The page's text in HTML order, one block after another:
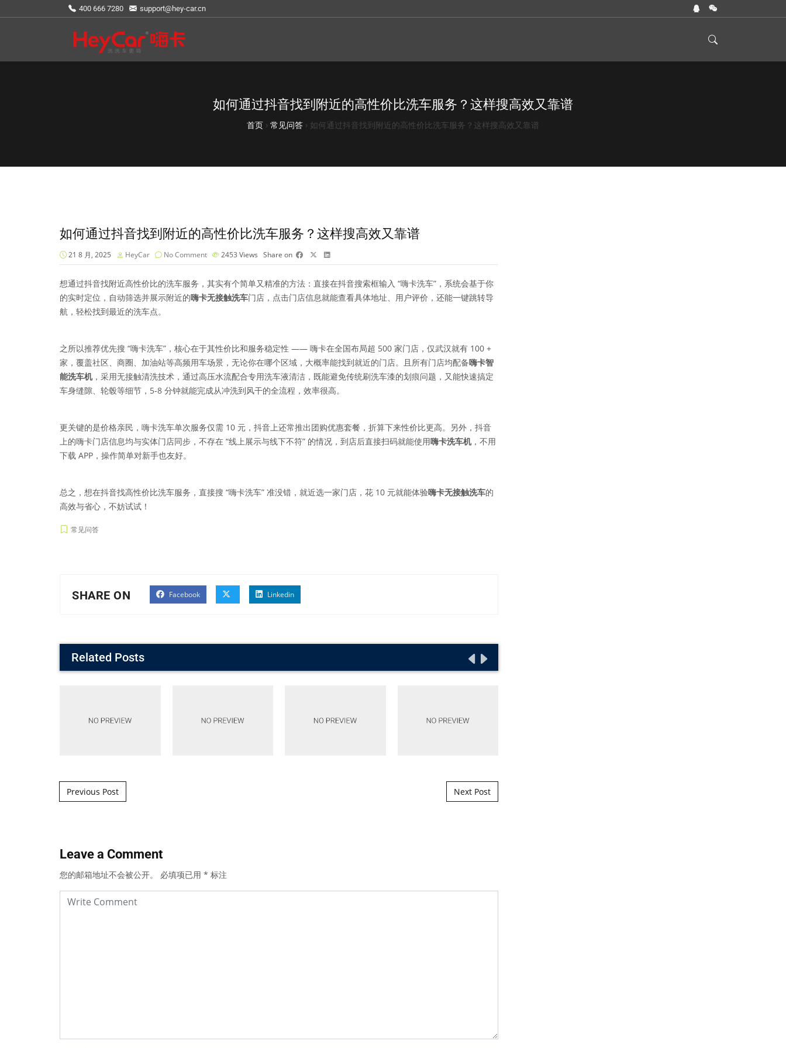
400 666 7280 support@hey-car.cn
如何通过抖音找到附近的高性价比洗车服务？这样搜高效又靠谱
首页 › 常见问答 › 如何通过抖音找到附近的高性价比洗车服务？这样搜高效又靠谱
如何通过抖音找到附近的高性价比洗车服务？这样搜高效又靠谱
21 8 月, 2025 HeyCar No Comment 2453 Views Share on
想通过抖音找附近高性价比的洗车服务，其实有个简单又精准的方法：直接在抖音搜索框输入 “嗨卡洗车”，系统会基于你
的实时定位，自动筛选并展示附近的嗨卡无接触洗车门店，点击门店信息就能查看具体地址、用户评价，还能一键跳转导
航，轻松找到最近的洗车点。
之所以推荐优先搜 “嗨卡洗车”，核心在于其性价比和服务稳定性 —— 嗨卡在全国布局超 500 家门店，仅武汉就有 100 +
家，覆盖社区、商圈、加油站等高频用车场景，无论你在哪个区域，大概率能找到就近的门店。且所有门店均配备嗨卡智
能洗车机，采用无接触清洗技术，通过高压水流配合专用洗车液清洁，既能避免传统刷洗车漆的划痕问题，又能快速搞定
车身缝隙、轮毂等细节，5-8 分钟就能完成从冲洗到风干的全流程，效率很高。
更关键的是价格亲民，嗨卡洗车单次服务仅需 10 元，抖音上还常推出团购优惠套餐，折算下来性价比更高。另外，抖音
上的嗨卡门店信息均与实体门店同步，不存在 “线上展示与线下不符” 的情况，到店后直接扫码就能使用嗨卡洗车机，不用
下载 APP，操作简单对新手也友好。
总之，想在抖音找高性价比洗车服务，直接搜 “嗨卡洗车” 准没错，就近选一家门店，花 10 元就能体验嗨卡无接触洗车的
高效与省心，不妨试试！
常见问答
SHARE ON Facebook Linkedin
Related Posts
Post navigation
Previous Post Next Post
Leave a Comment
您的邮箱地址不会被公开。 必填项已用 * 标注